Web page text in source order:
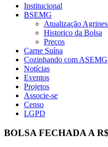
Institucional
BSEMG
Atualização
Historico da Bolsa
Preços
Carne Suína
Cozinhando com ASEMG
Notícias
Eventos
Projetos
Associe-se
Censo
LGPD
BOLSA FECHADA A